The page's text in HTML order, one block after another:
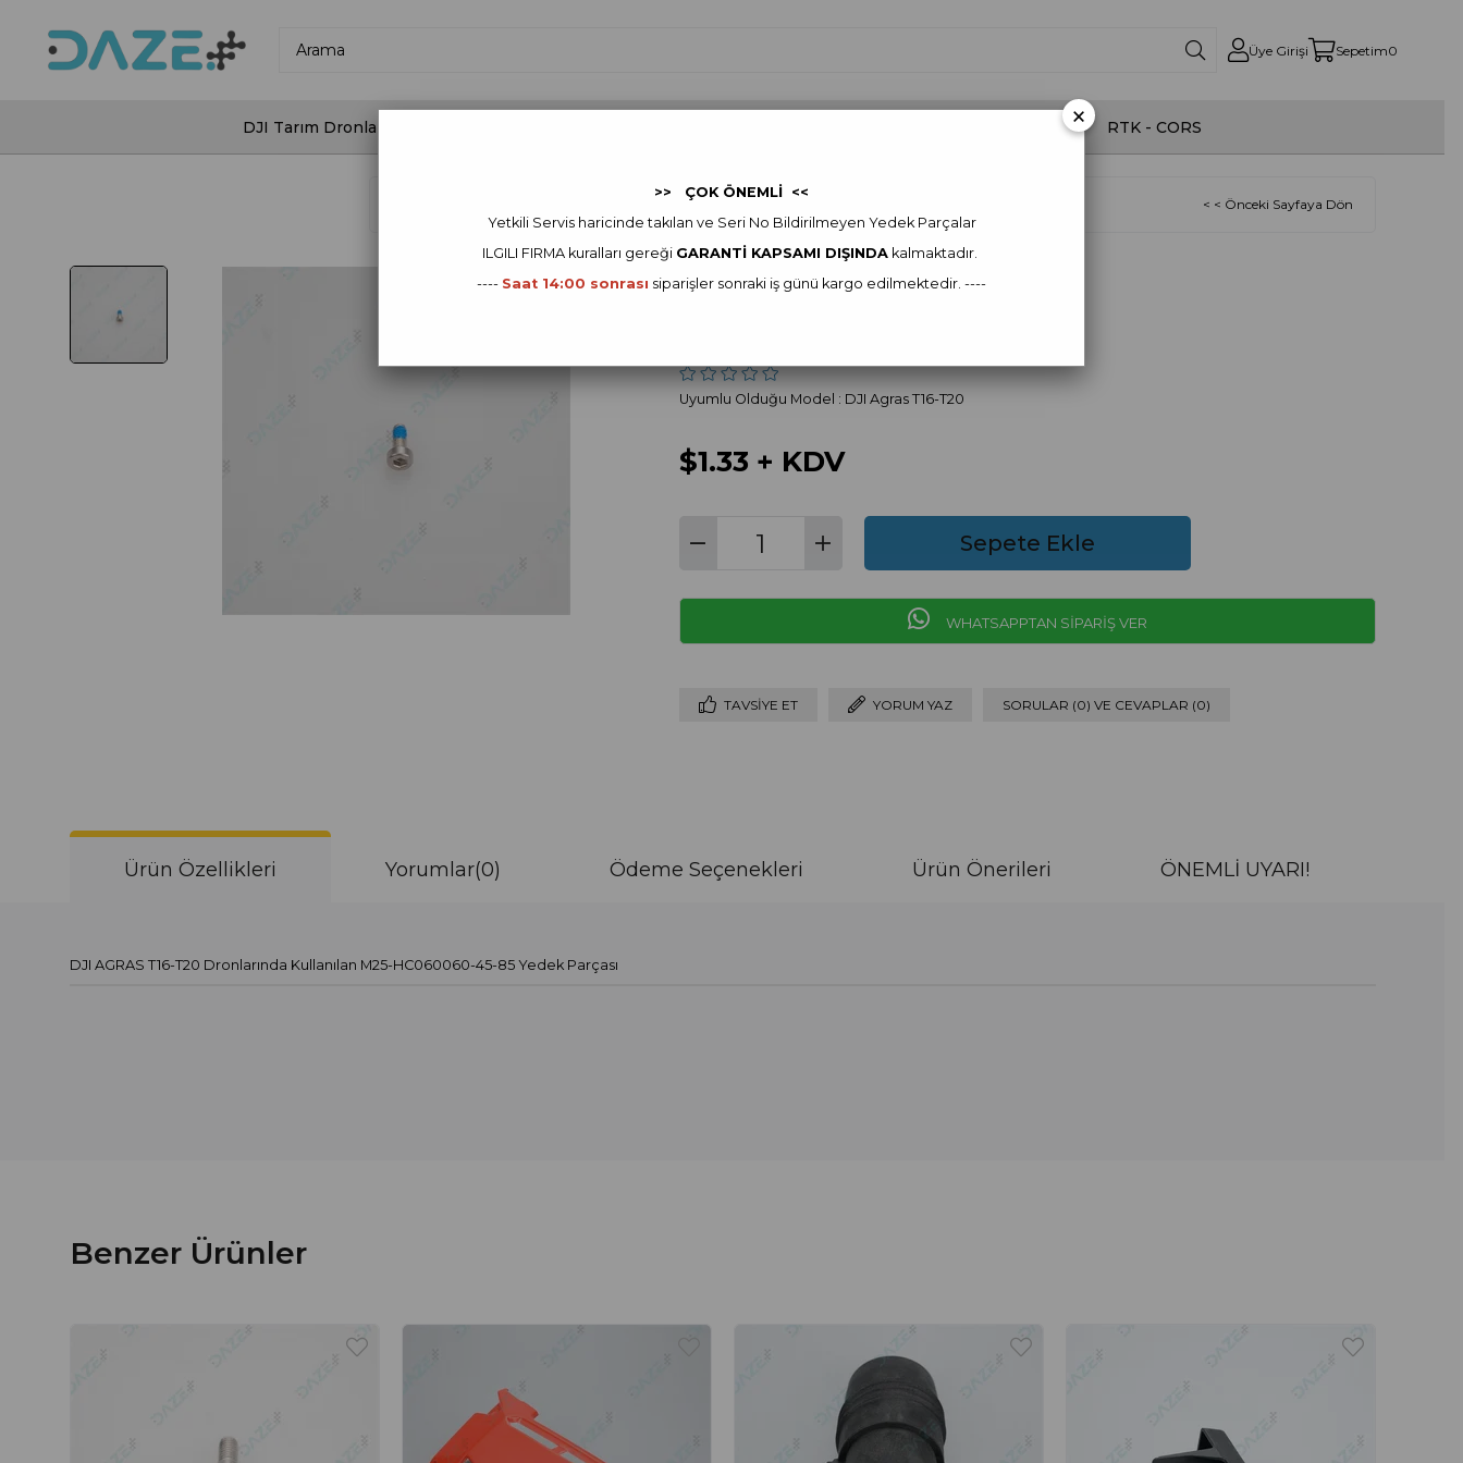
Üye Girişi Sepetim0
DJI Tarım Dronları Otonom İlaçlama RTK - CORS
DJI Agras T20 Yedek Parça < < Önceki Sayfaya Dön
DJI
Uyumlu Olduğu Model : DJI Agras T16-T20
$1.33 + KDV
WHATSAPPTAN SİPARİŞ VER
TAVSIYE ET YORUM YAZ SORULAR (0) VE CEVAPLAR (0)
Ürün Özellikleri Yorumlar(0) Ödeme Seçenekleri Ürün Önerileri ÖNEMLİ UYARI!
DJI AGRAS T16-T20 Dronlarında Kullanılan M25-HC060060-45-85 Yedek Parçası
Benzer Ürünler
×
>> ÇOK ÖNEMLİ <<
Yetkili Servis haricinde takılan ve Seri No Bildirilmeyen Yedek Parçalar
ILGILI FIRMA kuralları gereği GARANTİ KAPSAMI DIŞINDA kalmaktadır.
---- Saat 14:00 sonrası siparişler sonraki iş günü kargo edilmektedir. ----